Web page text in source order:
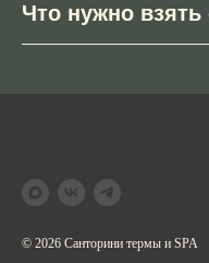
Что нужно взять
© 2026 Санторини термы и SPA